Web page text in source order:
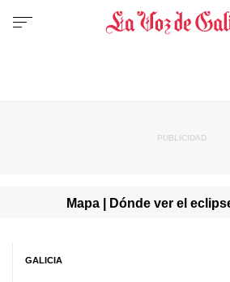
Mapa | Dónde ver el
GALICIA